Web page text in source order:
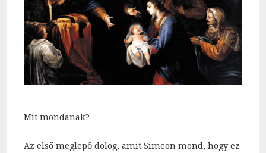
Mit mondanak?
Az első meglepő dolog, amit Simeon mond, hogy ez